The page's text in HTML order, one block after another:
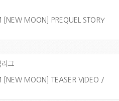
MOON] PREQUEL STORY
그
[NEW MOON] TEASER VIDEO /